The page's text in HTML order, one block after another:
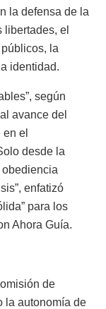
la defensa de la
el
la
identidad.
según
avance del
el
desde la
enfatizó
para los
Ahora Guía.
de
la autonomía de